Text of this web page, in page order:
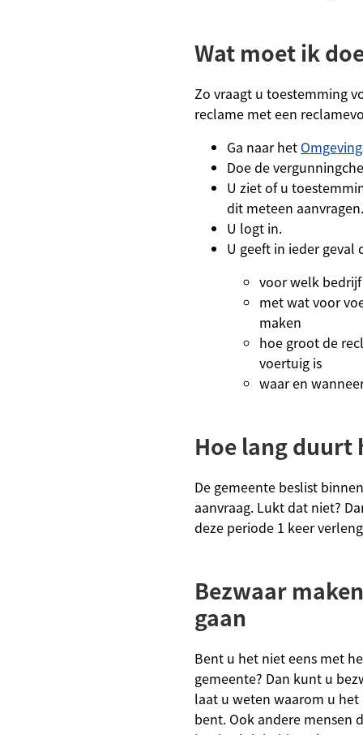
Wat moet ik
Zo vraagt u toestemming
reclame met een
Ga naar het
Doe de
U ziet of u
dit meteen aanvragen.
U logt in.
U geeft in ieder geval
voor welk
met wat voor
maken
hoe groot de
voertuig is
waar en
Hoe lang duurt
De gemeente beslist
aanvraag. Lukt dat niet?
deze periode 1 keer
Bezwaar
gaan
Bent u het niet eens met
gemeente? Dan kunt u
laat u weten waarom u het
bent. Ook andere mensen